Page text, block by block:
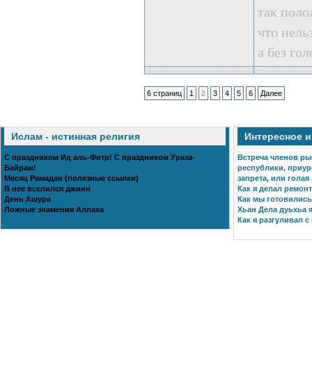
так
что
а без
6 страниц 1 2 3 4 5 6 Далее
Ислам - истинная религия
С праздником Ид аль-Фитр! С праздником Ураза-
Байрам!
Месяц Рамадан (полезные ссылки)
В нее вселился джинн
День Ашура
Ложные знамения Аллаха
Интересное
Встреча членов
республики,
запрета, или
Как я делал
Как мы
Хьан Дела дуьхьа
Как я разгуливал